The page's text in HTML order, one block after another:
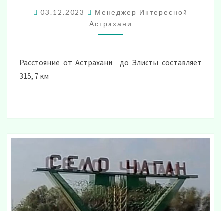
РАССТОЯНИЕ
И
ВИДЕО
ПОЕЗДКИ
03.12.2023
Менеджер Интересной
Астрахани
Расстояние от Астрахани до Элисты составляет
315, 7 км